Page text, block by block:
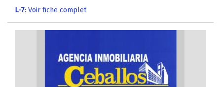
L-7: Voir fiche complet